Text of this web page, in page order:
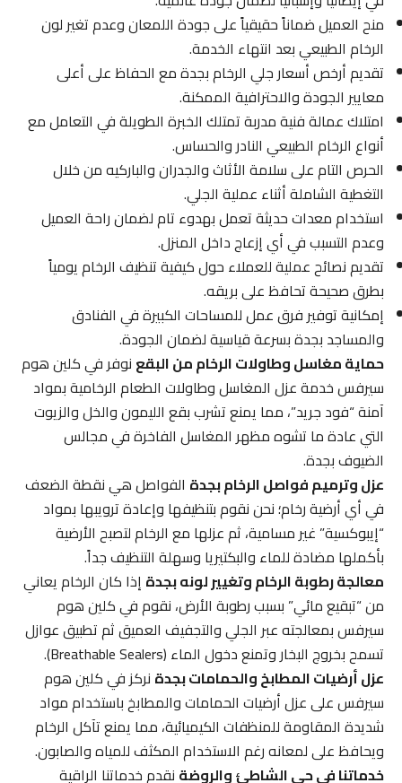
منح العميل ضماناً حقيقياً على جودة اللمعان وعدم تغير لون
الرخام الطبيعي بعد انتهاء الخدمة.
تقديم أرخص أسعار جلي الرخام بجدة مع الحفاظ على أعلى
معايير الجودة والاحترافية الممكنة.
امتلاك عمالة فنية مدربة تمتلك الخبرة الطويلة في التعامل مع
أنواع الرخام الطبيعي النادر والحساس.
الحرص التام على سلامة الأثاث والجدران والباركيه من خلال
التغطية الشاملة أثناء عملية الجلي.
استخدام معدات حديثة تعمل بهدوء تام لضمان راحة العميل
وعدم التسبب في أي إزعاج داخل المنزل.
تقديم نصائح عملية للعملاء حول كيفية تنظيف الرخام يومياً
بطرق صحيحة تحافظ على بريقه.
إمكانية توفير فرق عمل للمساحات الكبيرة في الفنادق
والمساجد بجدة بسرعة قياسية لضمان الجودة.
حماية مغاسل وطاولات الرخام من البقعنوفر في كلين هوم
سيرفس خدمة عزل المغاسل وطاولات الطعام الرخامية بمواد
آمنة “فود جريد”، مما يمنع تشرب بقع الليمون والخل والزيوت
التي عادة ما تشوه مظهر المغاسل الفاخرة في مجالس
الضيوف بجدة.
عزل وترميم فواصل الرخام بجدةالفواصل هي نقطة الضعف
في أي أرضية رخام؛ نحن نقوم بتنظيفها وإعادة ترويبها بمواد
“إيبوكسية” غير مسامية، ثم عزلها مع الرخام لتصبح الأرضية
بأكملها مضادة للماء والبكتيريا وسهلة التنظيف جداً.
معالجة رطوبة الرخام وتغيير لونه بجدةإذا كان الرخام يعاني
من “تبقيع مائي” بسبب رطوبة الأرض، نقوم في كلين هوم
سيرفس بمعالجته عبر الجلي والتجفيف العميق ثم تطبيق عوازل
تسمح بخروج البخار وتمنع دخول الماء (Breathable Sealers).
عزل أرضيات المطابخ والحمامات بجدةنركز في كلين هوم
سيرفس على عزل أرضيات الحمامات والمطابخ باستخدام مواد
شديدة المقاومة للمنظفات الكيميائية، مما يمنع تآكل الرخام
ويحافظ على لمعانه رغم الاستخدام المكثف للمياه والصابون.
خدماتنا في حي الشاطئ والروضةنقدم خدماتنا الراقية